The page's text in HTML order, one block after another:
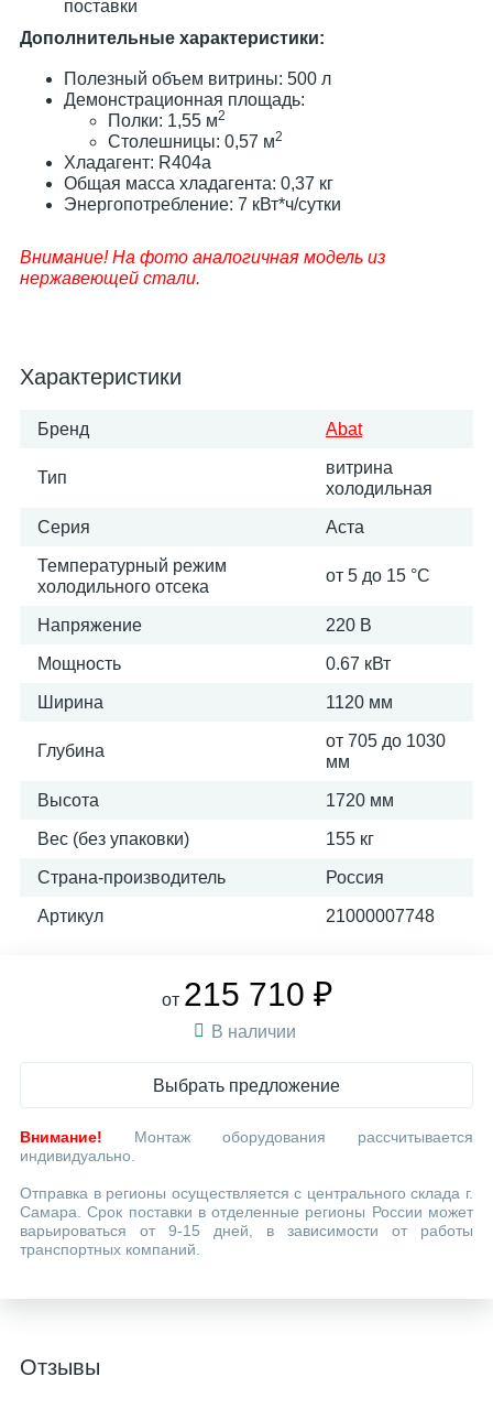
поставки
Дополнительные характеристики:
Полезный объем витрины: 500 л
Демонстрационная площадь:
Полки: 1,55 м2
Столешницы: 0,57 м2
Хладагент: R404a
Общая масса хладагента: 0,37 кг
Энергопотребление: 7 кВт*ч/сутки
Внимание! На фото аналогичная модель из
нержавеющей стали.
Характеристики
Бренд Abat
Тип
витрина
холодильная
Серия Аста
Температурный режим
холодильного отсека
от 5 до 15 °C
Напряжение 220 В
Мощность 0.67 кВт
Ширина 1120 мм
Глубина
от 705 до 1030
мм
Высота 1720 мм
Вес (без упаковки) 155 кг
Страна-производитель Россия
Артикул 21000007748
от 215 710 ₽
В наличии
Выбрать предложение
Внимание! Монтаж оборудования рассчитывается
индивидуально.
Отправка в регионы осуществляется с центрального склада г.
Самара. Срок поставки в отделенные регионы России может
варьироваться от 9-15 дней, в зависимости от работы
транспортных компаний.
Отзывы